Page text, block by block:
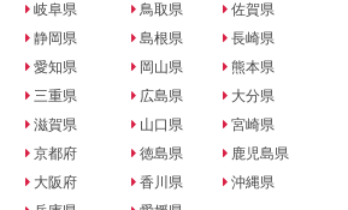
岐阜県
静岡県
愛知県
三重県
滋賀県
京都府
大阪府
鳥取県
島根県
岡山県
広島県
山口県
徳島県
香川県
佐賀県
長崎県
熊本県
大分県
宮崎県
鹿児島県
沖縄県